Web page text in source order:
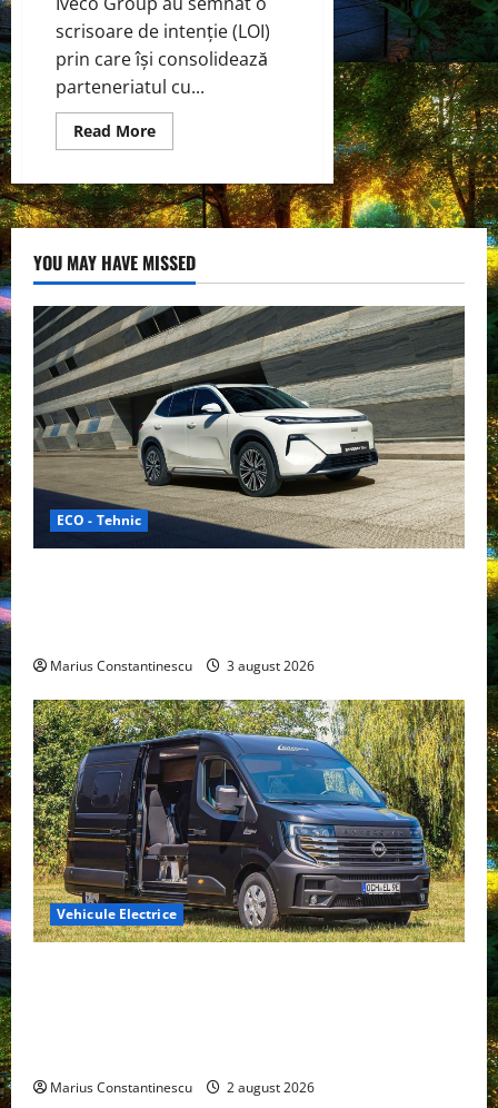
scrisoare de intenție (LOI)
prin care își consolidează
parteneriatul cu...
Read MoreRead
more
Motor
și
Iveco
își
extind
parteneriatul
pentru
a
explora
sinergiile
pentru
camioanele
electrice
grele
de
pe
piețele
europene
YOU MAY HAVE MISSED
ECO - Tehnic
Marius Constantinescu 3 august 2026
Vehicule Electrice
Marius Constantinescu 2 august 2026